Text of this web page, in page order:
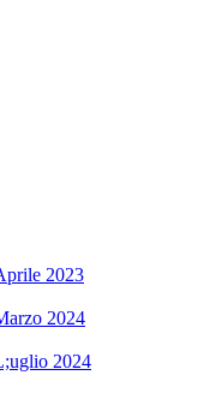
2023
2024
2024